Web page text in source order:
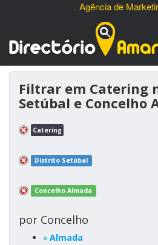
Agência de
Filtrar em Catering
Setúbal e Concelho
Catering
Distrito Setúbal
Concelho Almada
por Concelho
» Almada